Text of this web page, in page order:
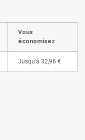
Vous
économisez
Jusqu'à 32,96 €